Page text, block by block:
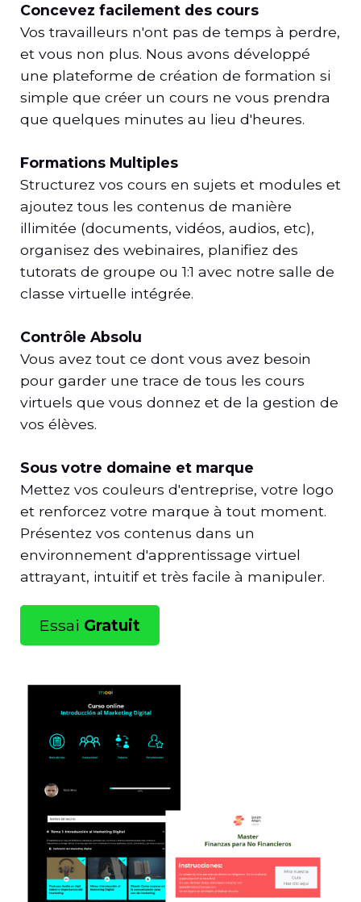
Concevez facilement des cours
Vos travailleurs n'ont pas de temps à perdre,
et vous non plus. Nous avons développé
une plateforme de création de formation si
simple que créer un cours ne vous prendra
que quelques minutes au lieu d'heures.
Formations Multiples
Structurez vos cours en sujets et modules et
ajoutez tous les contenus de manière
illimitée (documents, vidéos, audios, etc),
organisez des webinaires, planifiez des
tutorats de groupe ou 1:1 avec notre salle de
classe virtuelle intégrée.
Contrôle Absolu
Vous avez tout ce dont vous avez besoin
pour garder une trace de tous les cours
virtuels que vous donnez et de la gestion de
vos élèves.
Sous votre domaine et marque
Mettez vos couleurs d'entreprise, votre logo
et renforcez votre marque à tout moment.
Présentez vos contenus dans un
environnement d'apprentissage virtuel
attrayant, intuitif et très facile à manipuler.
Essai Gratuit